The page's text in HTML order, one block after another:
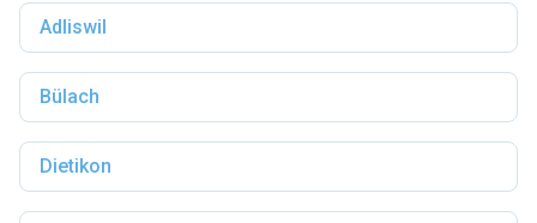
Adliswil
Bülach
Dietikon